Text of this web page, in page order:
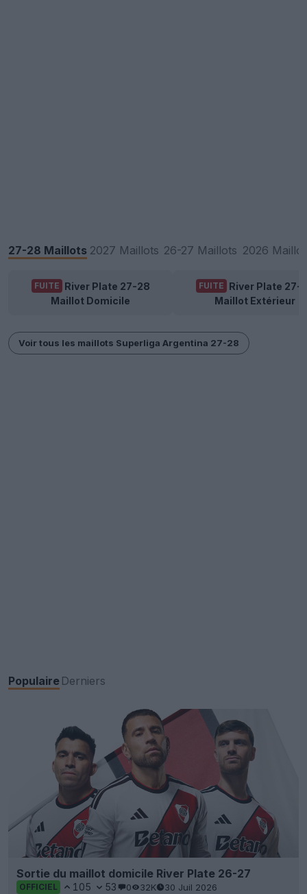
27-28 Maillots 2027 Maillots 26-27 Maillots 2026
FUITE River Plate 27-28
Maillot Domicile
FUITE River Plate 27-
Maillot Extérieur
Voir tous les maillots Superliga Argentina 27-28
Populaire Derniers
Sortie du maillot domicile River Plate 26-27
OFFICIEL 105 53 0 32K 30 Juil 2026